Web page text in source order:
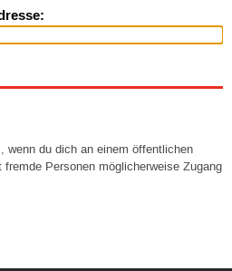
wenn du dich an einem öffentlichen
Personen möglicherweise Zugang